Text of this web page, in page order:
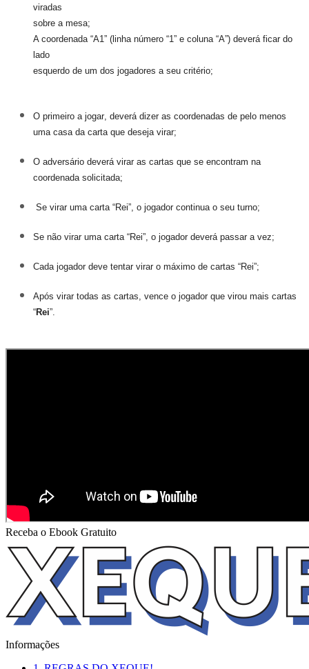
viradas
sobre a mesa;
A coordenada “A1” (linha número “1” e coluna “A”) deverá ficar do
lado
esquerdo de um dos jogadores a seu critério;
O primeiro a jogar, deverá dizer as coordenadas de pelo menos
uma casa da carta que deseja virar;
O adversário deverá virar as cartas que se encontram na
coordenada solicitada;
Se virar uma carta “Rei”, o jogador continua o seu turno;
Se não virar uma carta “Rei”, o jogador deverá passar a vez;
Cada jogador deve tentar virar o máximo de cartas “Rei”;
Após virar todas as cartas, vence o jogador que virou mais cartas
“Rei”.
Receba o Ebook Gratuito
Informações